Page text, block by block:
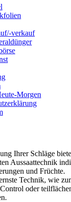
verkauf
Morgen
Ihrer Schläge
Aussaattechnik
und Früchte.
Technik, wie
oder